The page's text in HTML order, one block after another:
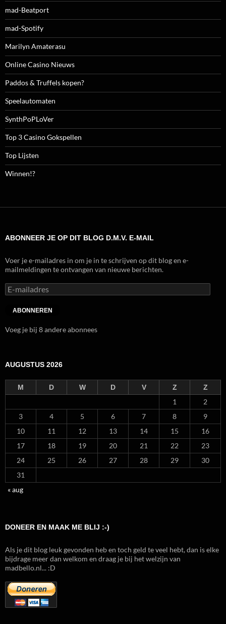
mad-Beatport
mad-Spotify
Marilyn Amaterasu
Online Casino Nieuws
Paddos & Truffels kopen?
Speelautomaten
SynthPoPLoVer
Top 3 Casino Gokspellen
Top Lijsten
Winnen!?
ABONNEER JE OP DIT BLOG D.M.V. E-MAIL
Voer je e-mailadres in om je in te schrijven op dit blog en e-
mailmeldingen te ontvangen van nieuwe berichten.
E-
mailadres
ABONNEREN
Voeg je bij 8 andere abonnees
AUGUSTUS 2026
M D W D V Z Z
1
2
3
4 5 6 7 8
9
10
11 12 13 14 15
16
17
18 19 20 21 22
23
24
25 26 27 28 29
30
31
« aug
DONEER EN MAAK ME BLIJ :-)
Als je dit blog leuk gevonden heb en toch geld te veel hebt, dan is elke
bijdrage meer dan welkom en draag je bij het welzijn van
madbello.nl... :D